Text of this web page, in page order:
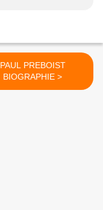
PAUL PREBOIST
BIOGRAPHIE >